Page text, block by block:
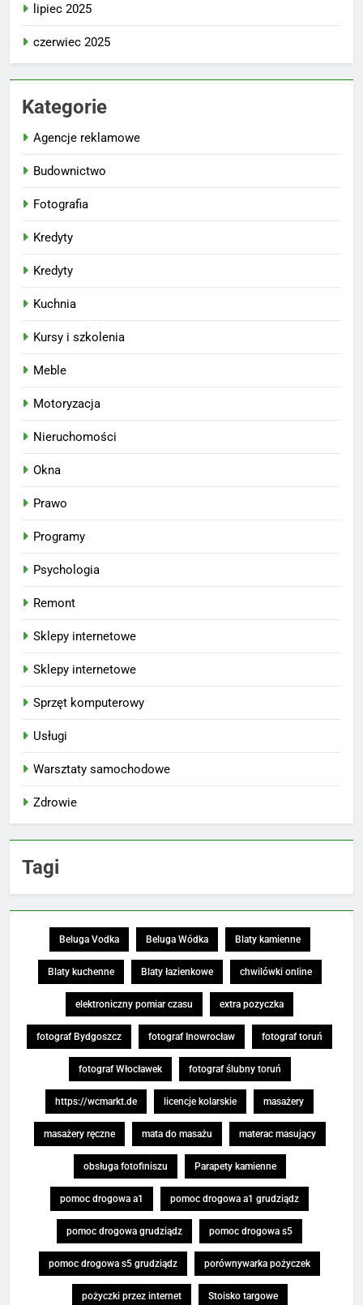
lipiec 2025
czerwiec 2025
Kategorie
Agencje reklamowe
Budownictwo
Fotografia
Kredyty
Kredyty
Kuchnia
Kursy i szkolenia
Meble
Motoryzacja
Nieruchomości
Okna
Prawo
Programy
Psychologia
Remont
Sklepy internetowe
Sklepy internetowe
Sprzęt komputerowy
Usługi
Warsztaty samochodowe
Zdrowie
Tagi
Beluga Vodka Beluga Wódka Blaty kamienne
Blaty kuchenne Blaty łazienkowe chwilówki online
elektroniczny pomiar czasu extra pozyczka
fotograf Bydgoszcz fotograf Inowrocław fotograf toruń
fotograf Włocławek fotograf ślubny toruń
https://wcmarkt.de licencje kolarskie masażery
masażery ręczne mata do masażu materac masujący
obsługa fotofiniszu Parapety kamienne
pomoc drogowa a1 pomoc drogowa a1 grudziądz
pomoc drogowa grudziądz pomoc drogowa s5
pomoc drogowa s5 grudziądz porównywarka pożyczek
pożyczki przez internet Stoisko targowe